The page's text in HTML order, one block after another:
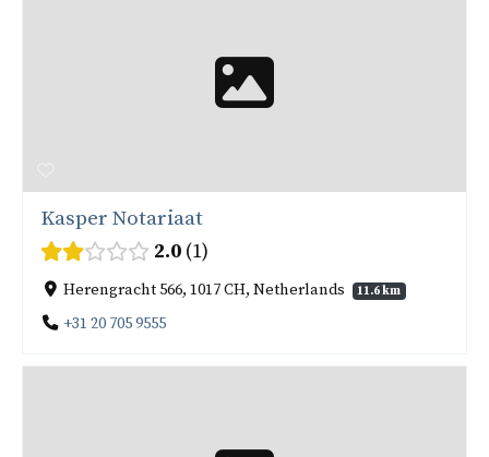
Kasper Notariaat
2.0 1
Herengracht 566, 1017 CH, Netherlands 11.6 km
+31 20 705 9555